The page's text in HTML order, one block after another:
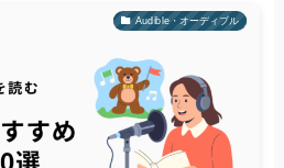
Audible・オーディブル